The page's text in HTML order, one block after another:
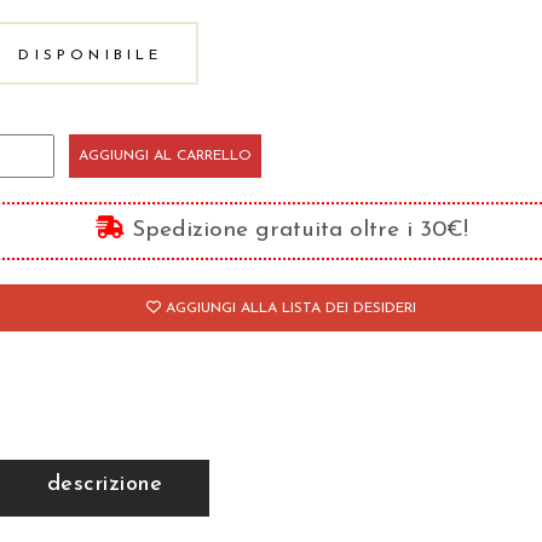
DISPONIBILE
AGGIUNGI AL CARRELLO
Spedizione gratuita oltre i 30€!
AGGIUNGI ALLA LISTA DEI DESIDERI
descrizione